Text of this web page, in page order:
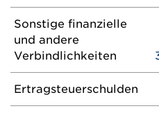
Sonstige finanzielle
und andere
Verbindlichkeiten
Ertragsteuerschulden